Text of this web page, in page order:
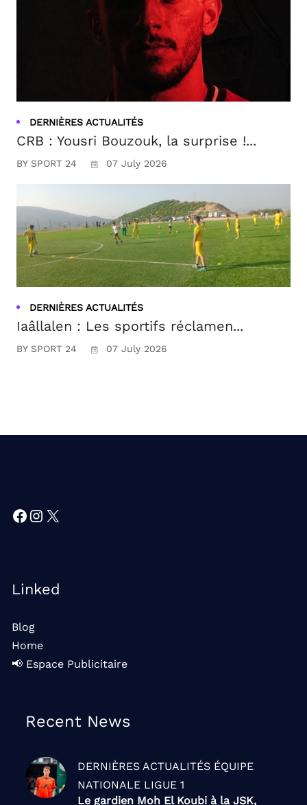
DERNIÈRES ACTUALITÉS
CRB : Yousri Bouzouk, la surprise !...
BY SPORT 24 07 July 2026
DERNIÈRES ACTUALITÉS
Iaâllalen : Les sportifs réclamen...
BY SPORT 24 07 July 2026
Facebook
Instagram
X
Linked
Blog
Home
📢 Espace Publicitaire
Recent News
DERNIÈRES ACTUALITÉS ÉQUIPE
NATIONALE LIGUE 1
Le gardien Moh El Koubi à la JSK,